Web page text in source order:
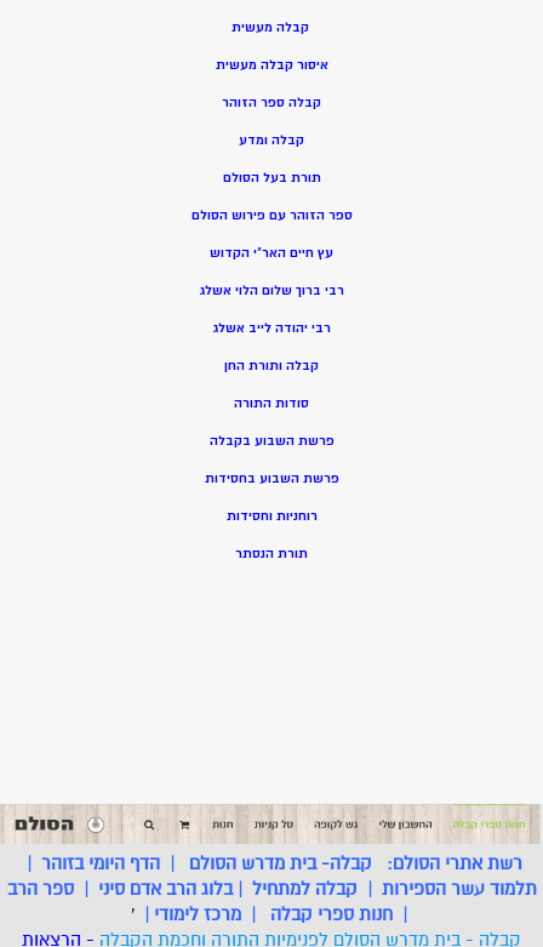
קבלה מעשית
איסור קבלה מעשית
קבלה ספר הזוהר
קבלה ומדע
תורת בעל הסולם
ספר הזוהר עם פירוש הסולם
עץ חיים האר”י הקדוש
רבי ברוך שלום הלוי אשלג
רבי יהודה לייב אשלג
קבלה ותורת החן
סודות התורה
פרשת השבוע בקבלה
פרשת השבוע בחסידות
רוחניות וחסידות
תורת הנסתר
רשת אתרי הסולם: קבלה- בית מדרש הסולם |הדף היומי בזוהר |
תלמוד עשר הספירות | קבלה למתחיל |בלוג הרב אדם סיני |ספר הרב
| חנות ספרי קבלה | מרכז לימודי |
'
קבלה - בית מדרש הסולם לפנימיות התורה וחכמת הקבלה - הרצאות